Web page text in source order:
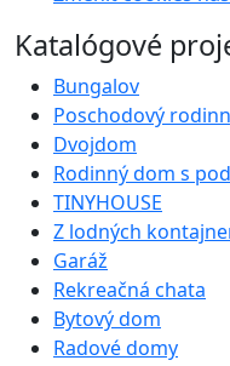
Katalógové
Bungalov
Poschodový
Dvojdom
Rodinný dom s
TINYHOUSE
Z lodných
Garáž
Rekreačná chata
Bytový dom
Radové domy